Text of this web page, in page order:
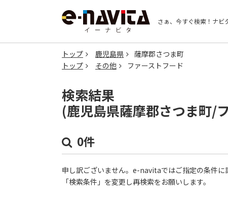
さぁ、今すぐ検索！ ナビ
トップ 鹿児島県
薩摩郡さつま町
トップ
その他 ファーストフード
検索結果
(鹿児島県薩摩郡さつま町/
0件
申し訳ございません。e-navitaではご指定の条件
「検索条件」を変更し再検索をお願いします。